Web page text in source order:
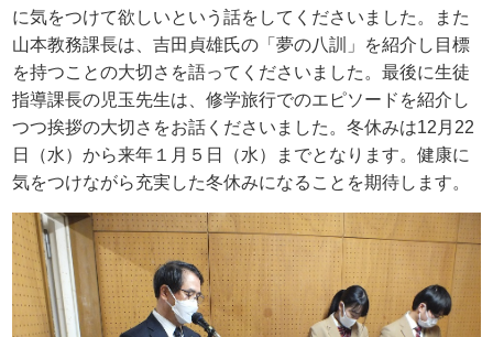
に気をつけて欲しいという話をしてくださいました。また
山本教務課長は、吉田貞雄氏の「夢の八訓」を紹介し目標
を持つことの大切さを語ってくださいました。最後に生徒
指導課長の児玉先生は、修学旅行でのエピソードを紹介し
つつ挨拶の大切さをお話くださいました。冬休みは12 月 22
日（水）から来年１月５日（水）までとなります。健康に
気をつけながら充実した冬休みになることを期待します。